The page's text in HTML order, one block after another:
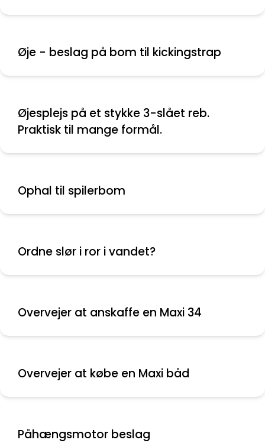
Øje - beslag på bom til kickingstrap
Øjesplejs på et stykke 3-slået reb.
Praktisk til mange formål.
Ophal til spilerbom
Ordne slør i ror i vandet?
Overvejer at anskaffe en Maxi 34
Overvejer at købe en Maxi båd
Påhængsmotor beslag